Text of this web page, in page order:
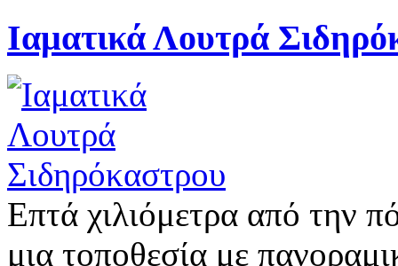
Ιαματικά Λουτρά
Επτά χιλιόμετρα από την
μια τοποθεσία με